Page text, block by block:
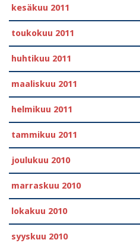
kesäkuu 2011
toukokuu 2011
huhtikuu 2011
maaliskuu 2011
helmikuu 2011
tammikuu 2011
joulukuu 2010
marraskuu 2010
lokakuu 2010
syyskuu 2010